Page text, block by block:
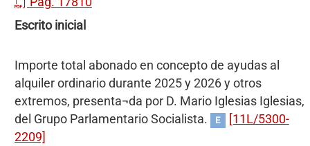
Escrito inicial
Importe total abonado en concepto de ayudas al
alquiler ordinario durante 2025 y 2026 y otros
extremos, presenta¬da por D. Mario Iglesias Iglesias,
del Grupo Parlamentario Socialista.
E
[11L/5300-
2209]